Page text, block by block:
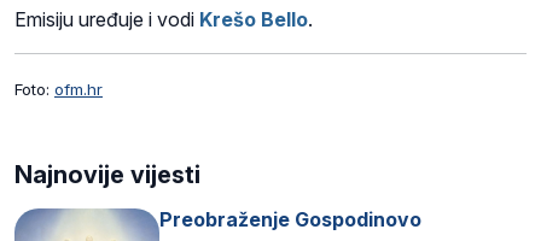
Emisiju uređuje i vodi Krešo Bello.
Foto: ofm.hr
Najnovije vijesti
Preobraženje Gospodinovo